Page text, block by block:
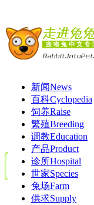
新闻News
百科Cyclopedia
饲养Raise
繁殖Breeding
调教Education
产品Product
诊所Hospital
世家Species
兔场Farm
供求Supply